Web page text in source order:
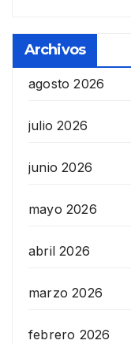
Archivos
agosto 2026
julio 2026
junio 2026
mayo 2026
abril 2026
marzo 2026
febrero 2026